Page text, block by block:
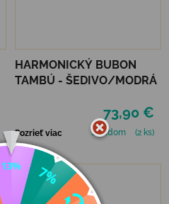
HARMONICKÝ BUBON
TAMBÚ - ŠEDIVO/MODRÁ
73,90 €
Pozrieť viac Skladom (2 ks)